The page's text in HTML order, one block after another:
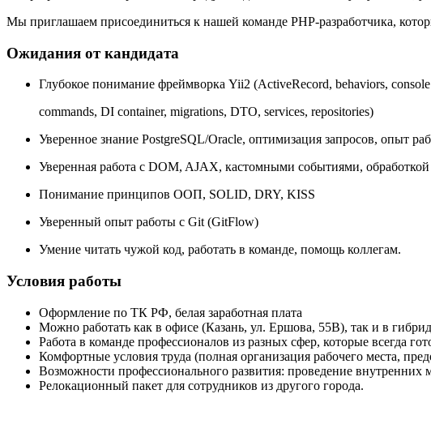
Мы приглашаем присоединиться к нашей команде PHP-разработчика,
Ожидания от кандидата
Глубокое понимание фреймворка Yii2 (ActiveRecord, behaviors, console
commands, DI container, migrations, DTO, services, repositories)
Уверенное знание PostgreSQL/Oracle, оптимизация запросов, опыт
Уверенная работа с DOM, AJAX, кастомными событиями,
Понимание принципов ООП, SOLID, DRY, KISS
Уверенный опыт работы с Git (GitFlow)
Умение читать чужой код, работать в команде, помощь коллегам.
Условия работы
Оформление по ТК РФ, белая заработная плата
Можно работать как в офисе (Казань, ул. Ершова, 55В), так и в
Работа в команде профессионалов из разных сфер, которые всегда
Комфортные условия труда (полная организация рабочего места,
Возможности профессионального развития: проведение
Релокационный пакет для сотрудников из другого города.